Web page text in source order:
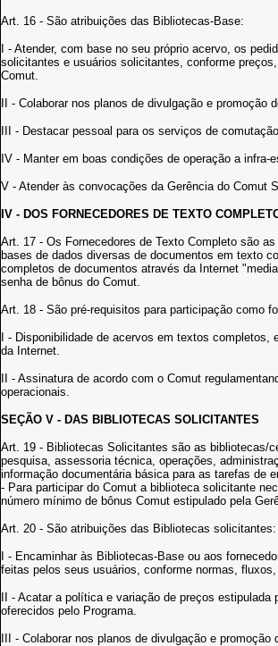
Art. 16 - São atribuições das Bibliotecas-Base:
I - Atender, com base no seu próprio acervo, os
solicitantes e usuários solicitantes, conforme
Comut.
II - Colaborar nos planos de divulgação e promoção
III - Destacar pessoal para os serviços de
IV - Manter em boas condições de operação a
V - Atender às convocações da Gerência do Comut
IV - DOS FORNECEDORES DE TEXTO
Art. 17 - Os Fornecedores de Texto Completo são
bases de dados diversas de documentos em texto
completos de documentos através da Internet
senha de bônus do Comut.
Art. 18 - São pré-requisitos para participação como
I - Disponibilidade de acervos em textos
da Internet.
II - Assinatura de acordo com o Comut
operacionais.
SEÇÃO V - DAS BIBLIOTECAS SOLICITANTES
Art. 19 - Bibliotecas Solicitantes são as bibliotecas/
pesquisa, assessoria técnica, operações,
informação documentária básica para as tarefas de
- Para participar do Comut a biblioteca solicitante
número mínimo de bônus Comut estipulado pela
Art. 20 - São atribuições das Bibliotecas solicitantes:
I - Encaminhar às Bibliotecas-Base ou aos
feitas pelos seus usuários, conforme normas,
II - Acatar a política e variação de preços
oferecidos pelo Programa.
III - Colaborar nos planos de divulgação e promoção